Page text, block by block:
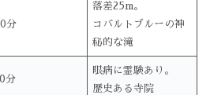
分
落差25m。
コバルトブルーの神
秘的な滝
分
眼病に霊験あり。
歴史ある寺院